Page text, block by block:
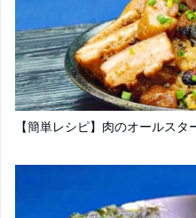
【簡単レシピ】肉のオールス